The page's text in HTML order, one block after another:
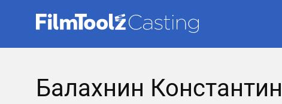
Балахнин Константин